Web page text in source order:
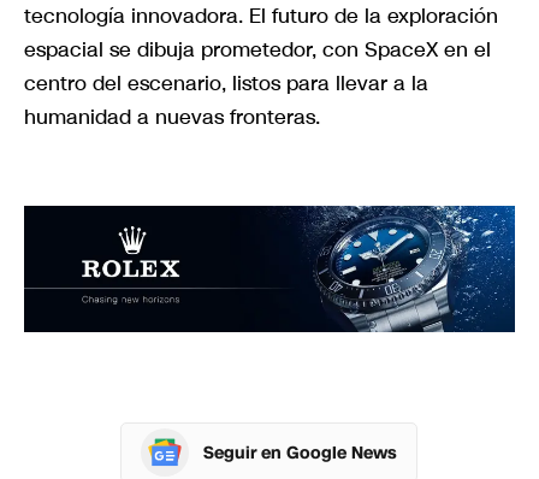
tecnología innovadora. El futuro de la exploración
espacial se dibuja prometedor, con SpaceX en el
centro del escenario, listos para llevar a la
humanidad a nuevas fronteras.
Seguir en Google News